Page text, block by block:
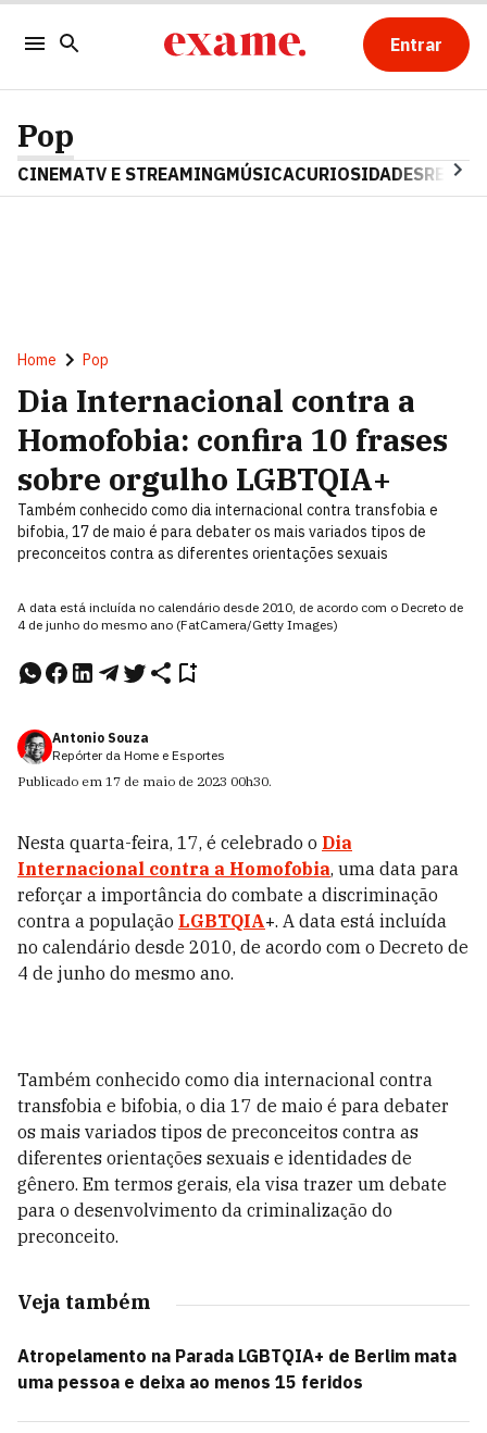
Entrar
Pop
CINEMATV E STREAMINGMÚSICACURIOSIDADES
Home Pop
Dia Internacional contra a
Homofobia: confira 10 frases
sobre orgulho LGBTQIA+
Também conhecido como dia internacional contra transfobia e
bifobia, 17 de maio é para debater os mais variados tipos de
preconceitos contra as diferentes orientações sexuais
A data está incluída no calendário desde 2010, de acordo com o Decreto de
4 de junho do mesmo ano (FatCamera/Getty Images)
Antonio Souza
Repórter da Home e Esportes
Publicado em 17 de maio de 2023 00h30.
Nesta quarta-feira, 17, é celebrado o Dia
Internacional contra a Homofobia, uma data para
reforçar a importância do combate a discriminação
contra a população LGBTQIA+. A data está incluída
no calendário desde 2010, de acordo com o Decreto de
4 de junho do mesmo ano.
Também conhecido como dia internacional contra
transfobia e bifobia, o dia 17 de maio é para debater
os mais variados tipos de preconceitos contra as
diferentes orientações sexuais e identidades de
gênero. Em termos gerais, ela visa trazer um debate
para o desenvolvimento da criminalização do
preconceito.
Veja também
Atropelamento na Parada LGBTQIA+ de Berlim mata
uma pessoa e deixa ao menos 15 feridos